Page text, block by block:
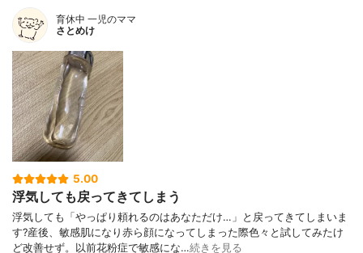
育休中 一児のママ
さとめけ
5.00
浮気しても戻ってきてしまう
浮気しても「やっぱり頼れるのはあなただけ…」と戻ってきてしまいま
す?産後、敏感肌になり赤ら顔になってしまった際色々と試してみたけ
ど改善せず。以前花粉症で敏感にな…続きを見る